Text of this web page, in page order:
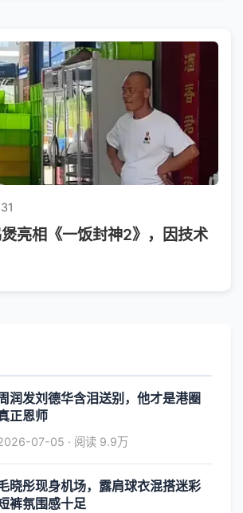
亮相《一饭封神2》，因技术
润发刘德华含泪送别，他才是港圈
正恩师
07-05 · 阅读 9.9万
晓彤现身机场，露肩球衣混搭迷彩
裤氛围感十足